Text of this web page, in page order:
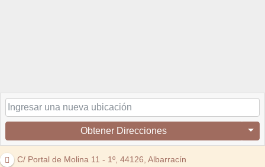
Obtener Direcciones
C/ Portal de Molina 11 - 1º, 44126, Albarracín